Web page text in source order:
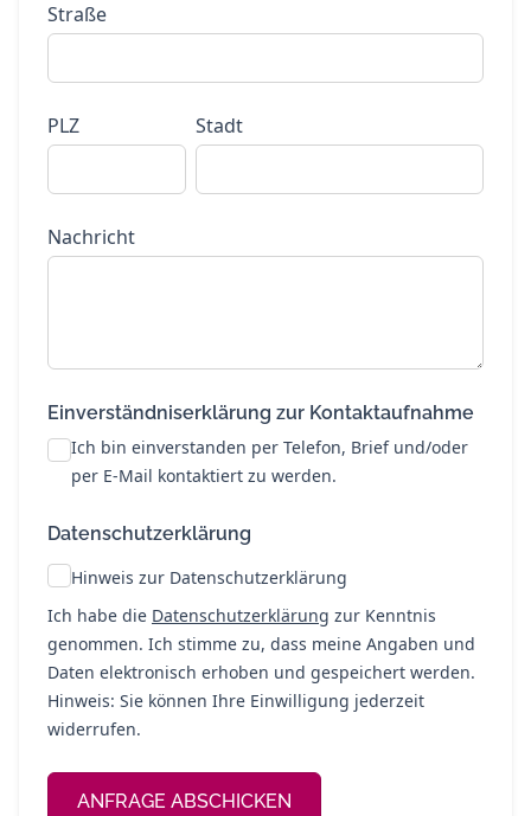
Straße
PLZ Stadt
Nachricht
Einverständniserklärung zur Kontaktaufnahme
Ich bin einverstanden per Telefon, Brief und/oder
per E-Mail kontaktiert zu werden.
Datenschutzerklärung
Hinweis zur Datenschutzerklärung
Ich habe die Datenschutzerklärung zur Kenntnis
genommen. Ich stimme zu, dass meine Angaben und
Daten elektronisch erhoben und gespeichert werden.
Hinweis: Sie können Ihre Einwilligung jederzeit
widerrufen.